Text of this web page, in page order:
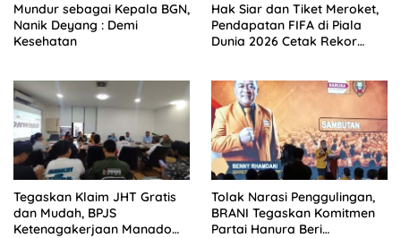
Mundur sebagai Kepala BGN,
Nanik Deyang : Demi
Kesehatan
Hak Siar dan Tiket Meroket,
Pendapatan FIFA di Piala
Dunia 2026 Cetak Rekor
Tegaskan Klaim JHT Gratis
dan Mudah, BPJS
Ketenagakerjaan Manado
Tolak Narasi Penggulingan,
BRANI Tegaskan Komitmen
Partai Hanura Beri